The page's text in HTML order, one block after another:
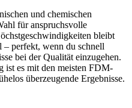
und chemischen
für anspruchsvolle
bleibt
– perfekt, wenn du schnell
bei der Qualität einzugehen.
ist es mit den meisten FDM-
überzeugende Ergebnisse.